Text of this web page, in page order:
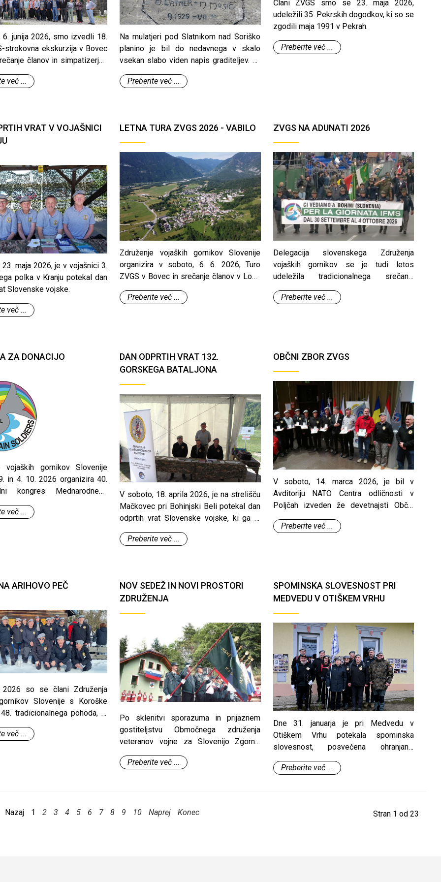
6. junija 2026, smo izvedli 18.
strokovna ekskurzija v Bovec
članov in simpatizerjev
več ...
Na mulatjeri pod Slatnikom nad Soriško
planino je bil do nedavnega v skalo
vsekan slabo viden napis graditeljev. Ta
pot je služila za dovoz materiala za
gradnjo bunkerjev in kasarne tega dela
Preberite več ...
Člani ZVGS smo se 23. maja 2026,
udeležili 35. Pekrskih dogodkov, ki so se
zgodili maja 1991 v Pekrah.
Preberite več ...
VRAT V VOJAŠNICI
maja 2026, je v vojašnici 3.
polka v Kranju potekal dan
Slovenske vojske.
več ...
LETNA TURA ZVGS 2026 - VABILO
Združenje vojaških gornikov Slovenije
organizira v soboto, 6. 6. 2026, Turo
ZVGS v Bovec in srečanje članov v Logu
pod Mangartom.
Preberite več ...
ZVGS NA ADUNATI 2026
Delegacija slovenskega Združenja
vojaških gornikov se je tudi letos
udeležila tradicionalnega srečanja
vojaških gornikov oziroma alpinov –
Adunate, ki je letos potekala v italijanski
Preberite več ...
ZA DONACIJO
vojaških gornikov Slovenije
in 4. 10. 2026 organizira 40.
kongres Mednarodnega
vojaških gornikov (IFMS), na
udeležence iz 11
več ...
DAN ODPRTIH VRAT 132.
GORSKEGA BATALJONA
V soboto, 18. aprila 2026, je na strelišču
Mačkovec pri Bohinjski Beli potekal dan
odprtih vrat Slovenske vojske, ki ga je
organiziral 132. gorski bataljon.
Preberite več ...
OBČNI ZBOR ZVGS
V soboto, 14. marca 2026, je bil v
Avditoriju NATO Centra odličnosti v
Poljčah izveden že devetnajsti Občni
zbor Združenja vojaških gornikov
Slovenije, ki je bil istočasno tudi volilni. V
Preberite več ...
ARIHOVO PEČ
2026 so se člani Združenja
Slovenije s Koroške
tradicionalnega pohoda, ki
SPD Celovec in prosvetno
v Rožu v spomin na
več ...
NOV SEDEŽ IN NOVI PROSTORI
ZDRUŽENJA
Po sklenitvi sporazuma in prijaznem
gostiteljstvu Območnega združenja
veteranov vojne za Slovenijo Zgornja
Gorenjska, je 2. seja našega Izvršnega
odbora, v petek 13. februarja, potekala v
Preberite več ...
SPOMINSKA SLOVESNOST PRI
MEDVEDU V OTIŠKEM VRHU
Dne 31. januarja je pri Medvedu v
Otiškem Vrhu potekala spominska
slovesnost, posvečena ohranjanju
spomina na pobite partizane in na
vrednote narodnoosvobodilnega boja.
Preberite več ...
Stran 1 od 23
Nazaj 1 2 3 4 5 6 7 8 9 10 Naprej Konec